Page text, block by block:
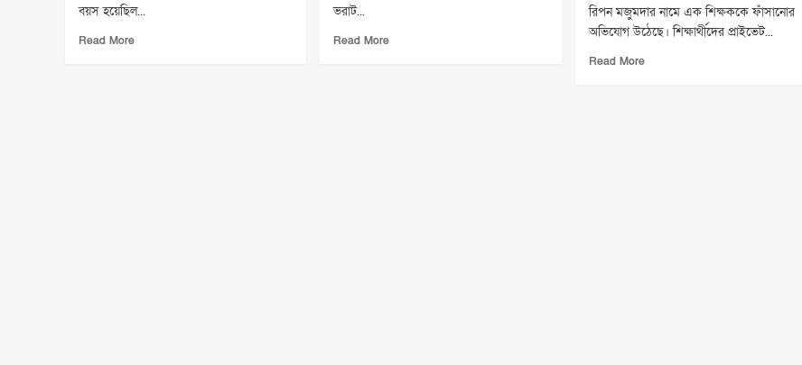
বয়স হয়েছিল...
Read MoreRead
ভরাট...
Read MoreRead
রিপন মজুমদার নামে এক শিক্ষককে ফাঁসানোর
অভিযোগ উঠেছে। শিক্ষার্থীদের প্রাইভেট...
Read MoreRead